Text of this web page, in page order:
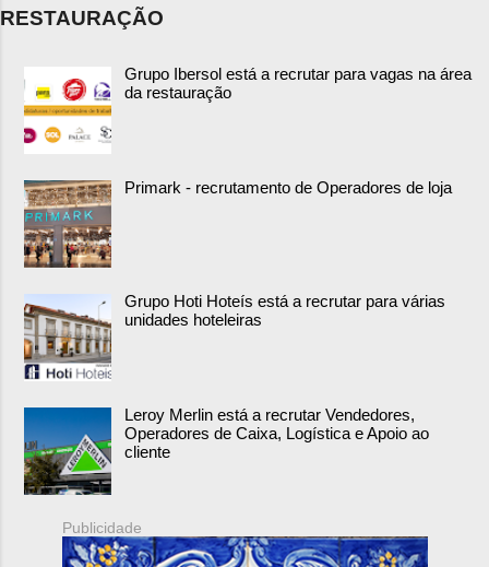
RESTAURAÇÃO
Grupo Ibersol está a recrutar para vagas na área
da restauração
Primark - recrutamento de Operadores de loja
Grupo Hoti Hoteís está a recrutar para várias
unidades hoteleiras
Leroy Merlin está a recrutar Vendedores,
Operadores de Caixa, Logística e Apoio ao
cliente
Publicidade